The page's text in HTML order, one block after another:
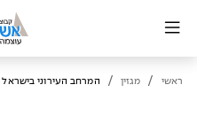
ראשי / מגזין / המרחב העירוני בישראל